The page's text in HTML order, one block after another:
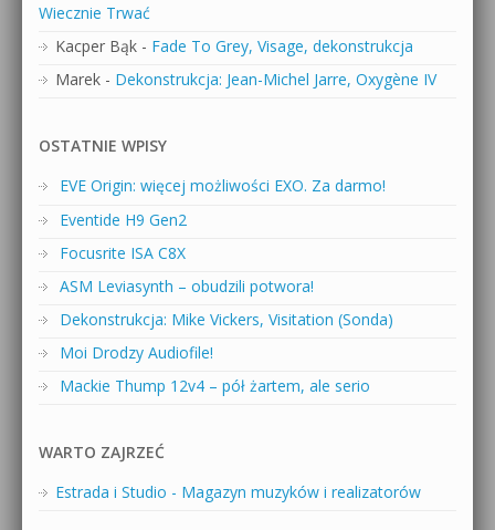
Wiecznie Trwać
Kacper Bąk - Fade To Grey, Visage, dekonstrukcja
Marek - Dekonstrukcja: Jean-Michel Jarre, Oxygène IV
OSTATNIE WPISY
EVE Origin: więcej możliwości EXO. Za darmo!
Eventide H9 Gen2
Focusrite ISA C8X
ASM Leviasynth – obudzili potwora!
Dekonstrukcja: Mike Vickers, Visitation (Sonda)
Moi Drodzy Audiofile!
Mackie Thump 12v4 – pół żartem, ale serio
WARTO ZAJRZEĆ
Estrada i Studio - Magazyn muzyków i realizatorów